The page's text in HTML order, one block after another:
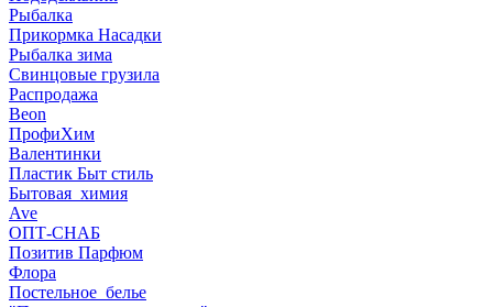
Рыбалка
Прикормка Насадки
Рыбалка зима
Свинцовые грузила
Распродажа
Beon
ПрофиХим
Валентинки
Пластик Быт стиль
Бытовая_химия
Ave
ОПТ-СНАБ
Позитив Парфюм
Флора
Постельное_белье